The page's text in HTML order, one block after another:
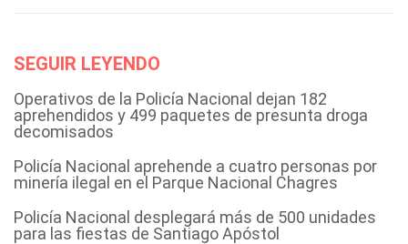
SEGUIR LEYENDO
Operativos de la Policía Nacional dejan 182
aprehendidos y 499 paquetes de presunta droga
decomisados
Policía Nacional aprehende a cuatro personas por
minería ilegal en el Parque Nacional Chagres
Policía Nacional desplegará más de 500 unidades
para las fiestas de Santiago Apóstol